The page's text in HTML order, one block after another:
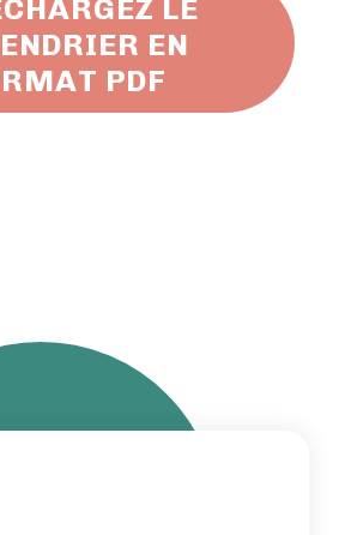
LE
EN
PDF